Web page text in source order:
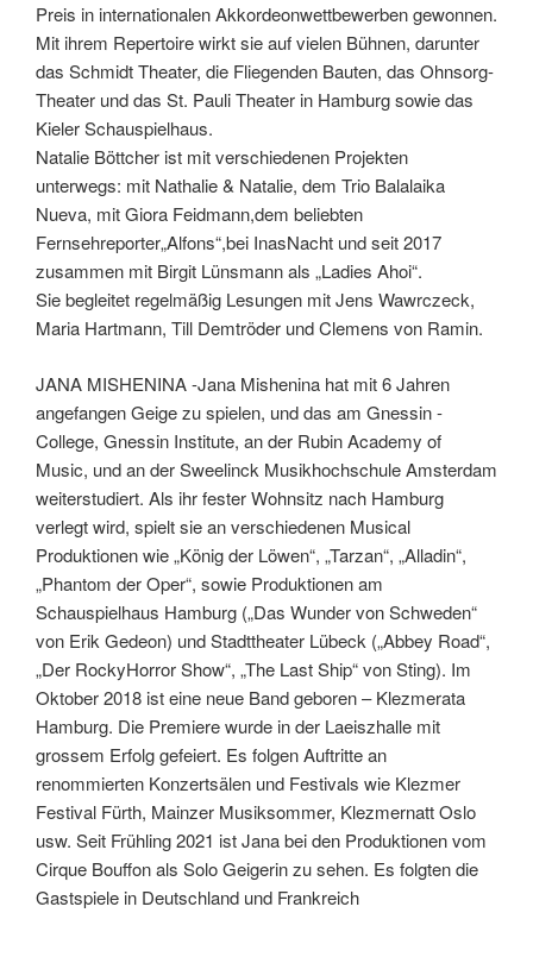
Preis in internationalen Akkordeonwettbewerben gewonnen.
Mit ihrem Repertoire wirkt sie auf vielen Bühnen, darunter
das Schmidt Theater, die Fliegenden Bauten, das Ohnsorg-
Theater und das St. Pauli Theater in Hamburg sowie das
Kieler Schauspielhaus.
Natalie Böttcher ist mit verschiedenen Projekten
unterwegs: mit Nathalie & Natalie, dem Trio Balalaika
Nueva, mit Giora Feidmann,dem beliebten
Fernsehreporter„Alfons“,bei InasNacht und seit 2017
zusammen mit Birgit Lünsmann als „Ladies Ahoi“.
Sie begleitet regelmäßig Lesungen mit Jens Wawrczeck,
Maria Hartmann, Till Demtröder und Clemens von Ramin.
JANA MISHENINA -Jana Mishenina hat mit 6 Jahren
angefangen Geige zu spielen, und das am Gnessin -
College, Gnessin Institute, an der Rubin Academy of
Music, und an der Sweelinck Musikhochschule Amsterdam
weiterstudiert. Als ihr fester Wohnsitz nach Hamburg
verlegt wird, spielt sie an verschiedenen Musical
Produktionen wie „König der Löwen“, „Tarzan“, „Alladin“,
„Phantom der Oper“, sowie Produktionen am
Schauspielhaus Hamburg („Das Wunder von Schweden“
von Erik Gedeon) und Stadttheater Lübeck („Abbey Road“,
„Der RockyHorror Show“, „The Last Ship“ von Sting). Im
Oktober 2018 ist eine neue Band geboren – Klezmerata
Hamburg. Die Premiere wurde in der Laeiszhalle mit
grossem Erfolg gefeiert. Es folgen Auftritte an
renommierten Konzertsälen und Festivals wie Klezmer
Festival Fürth, Mainzer Musiksommer, Klezmernatt Oslo
usw. Seit Frühling 2021 ist Jana bei den Produktionen vom
Cirque Bouffon als Solo Geigerin zu sehen. Es folgten die
Gastspiele in Deutschland und Frankreich